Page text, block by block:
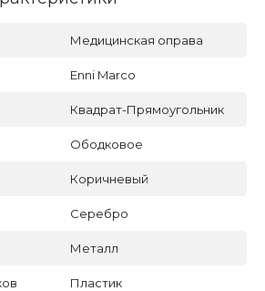
Медицинская оправа
Enni Marco
Квадрат-Прямоугольник
Ободковое
Коричневый
Серебро
Металл
Пластик